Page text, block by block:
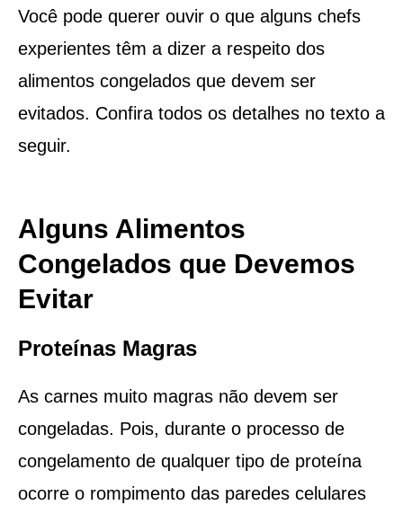
Você pode querer ouvir o que alguns chefs
experientes têm a dizer a respeito dos
alimentos congelados que devem ser
evitados. Confira todos os detalhes no texto a
seguir.
Alguns Alimentos
Congelados que Devemos
Evitar
Proteínas Magras
As carnes muito magras não devem ser
congeladas. Pois, durante o processo de
congelamento de qualquer tipo de proteína
ocorre o rompimento das paredes celulares